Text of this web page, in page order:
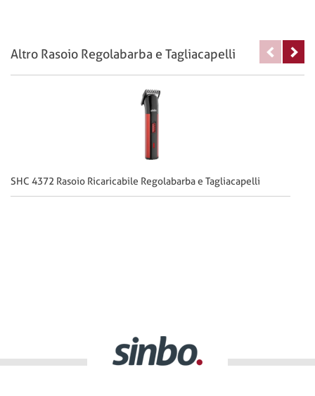
Altro Rasoio Regolabarba e Tagliacapelli
SHC 4372 Rasoio Ricaricabile Regolabarba e Tagliacapelli